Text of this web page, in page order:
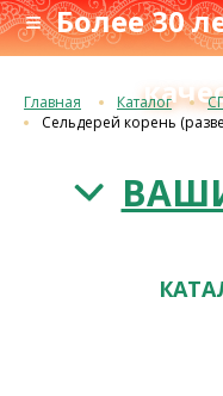
≡ Более 30
Главная Каталог
Сельдерей корень